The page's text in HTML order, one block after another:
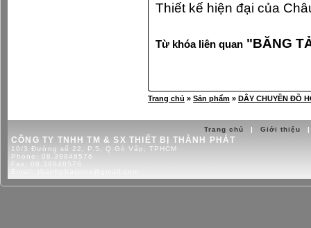
Thiết kế hiện đại của
Từ khóa liên quan "BĂNG
Trang chủ » Sản phẩm » DÂY CHUYỀN ĐỒ
Trang chủ | Giới thiệu |
CÔNG TY TNHH TM & SX THIẾT BỊ THÀNH PHÁT
10/3 Đường số 22, P.5, Q.Gò Vấp, TPHCM
Phone: 08.39848576
Fax:
08.39848576